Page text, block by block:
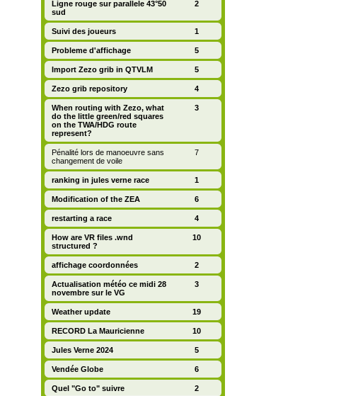
Ligne rouge sur parallele 43°50
sud
2
Suivi des joueurs 1
Probleme d'affichage 5
Import Zezo grib in QTVLM 5
Zezo grib repository 4
When routing with Zezo, what
do the little green/red squares
on the TWA/HDG route
represent?
3
Pénalité lors de manoeuvre sans
changement de voile
7
ranking in jules verne race 1
Modification of the ZEA 6
restarting a race 4
How are VR files .wnd
structured ?
10
affichage coordonnées 2
Actualisation météo ce midi 28
novembre sur le VG
3
Weather update 19
RECORD La Mauricienne 10
Jules Verne 2024 5
Vendée Globe 6
Quel "Go to" suivre 2